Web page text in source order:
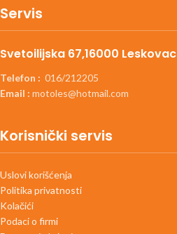
Servis
Svetoilijska 67,16000 Leskovac
Telefon : 016/212205
Email : motoles@hotmail.com
Korisnički servis
Uslovi korišćenja
Politika privatnosti
Kolačići
Podaci o firmi